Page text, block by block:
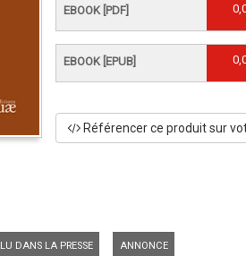
EBOOK [PDF]
EBOOK [EPUB]
Référencer ce produit sur
LU DANS LA PRESSE ANNONCE